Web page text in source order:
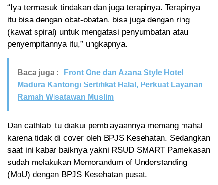
“Iya termasuk tindakan dan juga terapinya. Terapinya
itu bisa dengan obat-obatan, bisa juga dengan ring
(kawat spiral) untuk mengatasi penyumbatan atau
penyempitannya itu,” ungkapnya.
Baca juga :
Front One dan Azana Style Hotel
Madura Kantongi Sertifikat Halal, Perkuat Layanan
Ramah Wisatawan Muslim
Dan cathlab itu diakui pembiayaannya memang mahal
karena tidak di cover oleh BPJS Kesehatan. Sedangkan
saat ini kabar baiknya yakni RSUD SMART Pamekasan
sudah melakukan Memorandum of Understanding
(MoU) dengan BPJS Kesehatan pusat.